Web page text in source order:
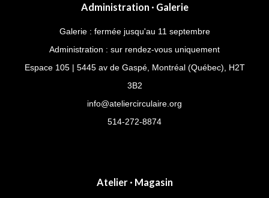
Administration · Galerie
Galerie : fermée jusqu'au 11 septembre
Administration : sur rendez-vous uniquement
Espace 105 | 5445 av de Gaspé, Montréal (Québec), H2T
3B2
info@ateliercirculaire.org
514-272-8874
Atelier · Magasin